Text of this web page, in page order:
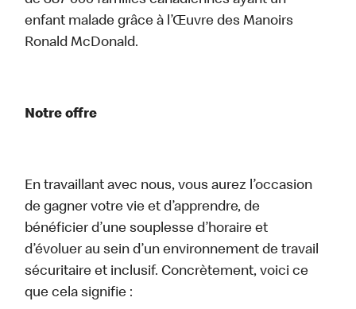
enfant malade grâce à l’Œuvre des Manoirs
Ronald McDonald.
Notre offre
En travaillant avec nous, vous aurez l’occasion
de gagner votre vie et d’apprendre, de
bénéficier d’une souplesse d’horaire et
d’évoluer au sein d’un environnement de travail
sécuritaire et inclusif. Concrètement, voici ce
que cela signifie :